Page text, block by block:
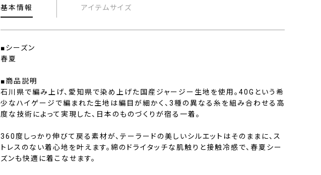
基本情報 アイテムサイズ
■シーズン
春夏
■商品説明
石川県で編み上げ、愛知県で染め上げた国産ジャージー生地を使用。40Gという希
少なハイゲージで編まれた生地は編目が細かく、3種の異なる糸を組み合わせる高
度な技術によって実現した、日本のものづくりが宿る一着。
360度しっかり伸びて戻る素材が、テーラードの美しいシルエットはそのままに、ス
トレスのない着心地を叶えます。綿のドライタッチな肌触りと接触冷感で、春夏シー
ズンも快適に着こなせます。